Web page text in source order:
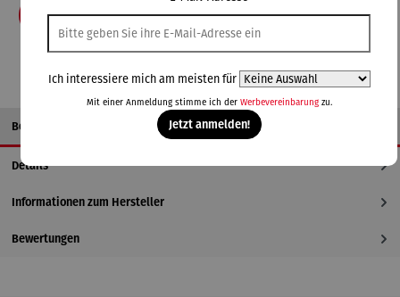
In den Warenkorb
Beschreibung
Details
Informationen zum Hersteller
Bewertungen
Ich interessiere mich am meisten für
Mit einer Anmeldung stimme ich der Werbevereinbarungzu.
Jetzt anmelden!